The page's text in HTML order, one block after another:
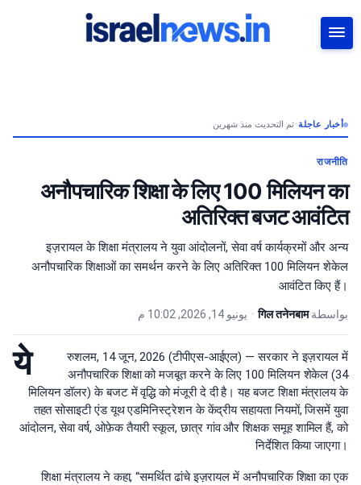
أخبار عاجلة•تم التحديث منذ شهرين
राजनीति
अनौपचारिक शिक्षा के लिए 100 मिलियन का
अतिरिक्त बजट आवंटित
इज़रायल के शिक्षा मंत्रालय ने युवा आंदोलनों, सेवा वर्ष कार्यक्रमों और अन्य
अनौपचारिक शिक्षाओं का समर्थन करने के लिए अतिरिक्त 100 मिलियन शेकेल
आवंटित किए हैं।
بواسطةगिल तनेनबाम
• يونيو 14, 2026, 10:02 م
ये
रुशलम, 14 जून, 2026 (टीपीएस-आईएल) — सरकार ने इज़रायल में
अनौपचारिक शिक्षा को मजबूत करने के लिए 100 मिलियन शेकेल (34
मिलियन डॉलर) के बजट में वृद्धि को मंजूरी दे दी है। यह बजट शिक्षा मंत्रालय के
तहत सोसाइटी एंड यूथ एडमिनिस्ट्रेशन के केंद्रीय सहायता नियमों, जिसमें युवा
आंदोलन, सेवा वर्ष, ओफ़ेक तैयारी स्कूल, छात्र गांव और शिक्षक समूह शामिल हैं, को
निर्देशित किया जाएगा।
शिक्षा मंत्रालय ने कहा, “समर्थित ढांचे इज़रायल में अनौपचारिक शिक्षा का एक